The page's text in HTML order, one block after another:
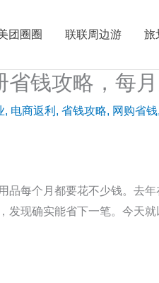
团圈圈 联联周边游 旅
钱攻略，每
, 电商返利 , 省钱攻略, 网购省钱,
每个月都要花不少钱。去年
现确实能省下一笔。今天